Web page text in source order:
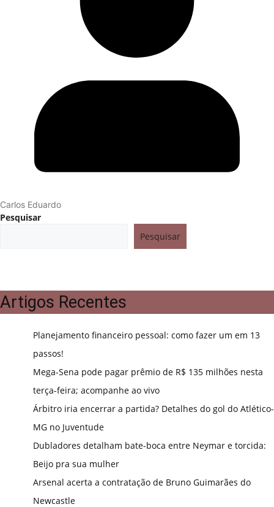
Carlos Eduardo
Pesquisar
Pesquisar
Artigos Recentes
Planejamento financeiro pessoal: como fazer um em 13
passos!
Mega-Sena pode pagar prêmio de R$ 135 milhões nesta
terça-feira; acompanhe ao vivo
Árbitro iria encerrar a partida? Detalhes do gol do Atlético-
MG no Juventude
Dubladores detalham bate-boca entre Neymar e torcida:
Beijo pra sua mulher
Arsenal acerta a contratação de Bruno Guimarães do
Newcastle